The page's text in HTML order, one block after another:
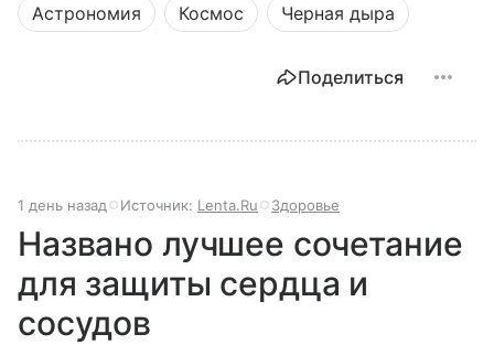
Астрономия Космос Черная дыра
Поделиться
1 день назад Источник: Lenta.Ru Здоровье
Названо лучшее сочетание
для защиты сердца и
сосудов